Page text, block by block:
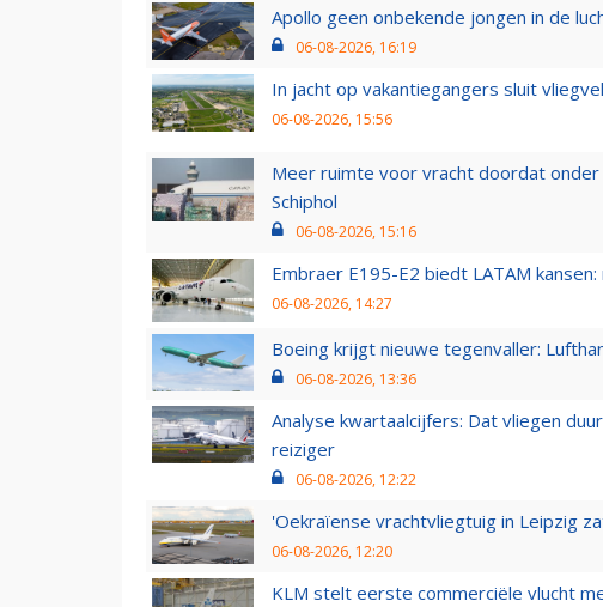
Apollo geen onbekende jongen in de
06-08-2026, 16:19
In jacht op vakantiegangers sluit
06-08-2026, 15:56
Meer ruimte voor vracht doordat
Schiphol
06-08-2026, 15:16
Embraer E195-E2 biedt LATAM
06-08-2026, 14:27
Boeing krijgt nieuwe tegenvaller:
06-08-2026, 13:36
Analyse kwartaalcijfers: Dat vliegen
reiziger
06-08-2026, 12:22
'Oekraïense vrachtvliegtuig in Leipzig
06-08-2026, 12:20
KLM stelt eerste commerciële vlucht